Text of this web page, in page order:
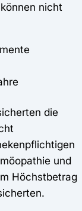
nicht
die
und
Höchstbetrag